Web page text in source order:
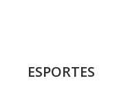
ESPORTES